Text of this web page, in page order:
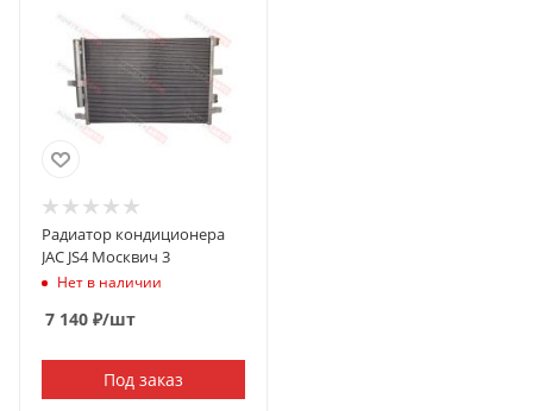
Радиатор кондиционера
JAC JS4 Москвич 3
Нет в наличии
7 140 ₽/шт
Под заказ